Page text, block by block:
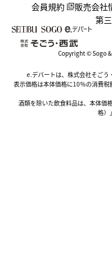
会員規約 販売会社
第
Copyright © Sogo
e.デパートは、株式会社そごう
表示価格は本体価格に10％の消費
酒類を除いた飲食料品は、本体価
格）